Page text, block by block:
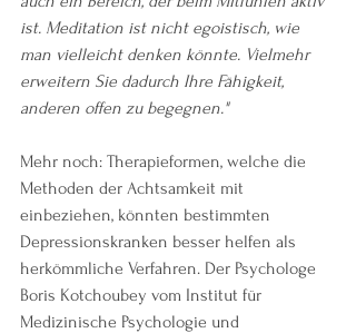
ist. Meditation ist nicht egoistisch, wie
man vielleicht denken könnte. Vielmehr
erweitern Sie dadurch Ihre Fähigkeit,
anderen offen zu begegnen."
Mehr noch: Therapieformen, welche die
Methoden der Achtsamkeit mit
einbeziehen, könnten bestimmten
Depressionskranken besser helfen als
herkömmliche Verfahren. Der Psychologe
Boris Kotchoubey vom Institut für
Medizinische Psychologie und